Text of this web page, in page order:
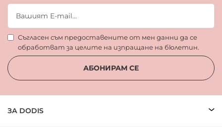
Съгласен съм предоставените от мен данни да се
обработват за целите на изпращане на бюлетин.
АБОНИРАМ СЕ
ЗА DODIS